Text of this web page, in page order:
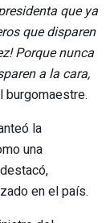
que ya
que disparen
Porque nunca
a la cara,
burgomaestre.
la
una
en el país.